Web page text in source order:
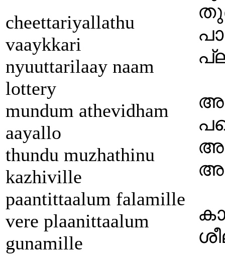
cheettariyallathu
vaaykkari
nyuuttarilaay naam
lottery
mundum athevidham
aayallo
thundu muzhathinu
kazhiville
paantittaalum falamille
vere plaanittaalum
gunamille